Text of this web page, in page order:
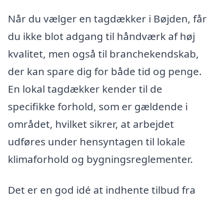
Når du vælger en tagdækker i Bøjden, får
du ikke blot adgang til håndværk af høj
kvalitet, men også til branchekendskab,
der kan spare dig for både tid og penge.
En lokal tagdækker kender til de
specifikke forhold, som er gældende i
området, hvilket sikrer, at arbejdet
udføres under hensyntagen til lokale
klimaforhold og bygningsreglementer.
Det er en god idé at indhente tilbud fra